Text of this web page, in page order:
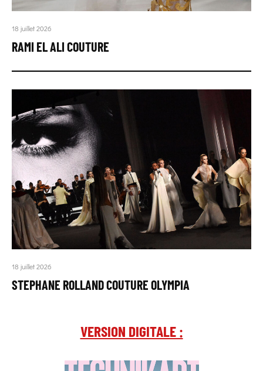
18 juillet 2026
RAMI EL ALI COUTURE
18 juillet 2026
STEPHANE ROLLAND COUTURE OLYMPIA
VERSION DIGITALE :